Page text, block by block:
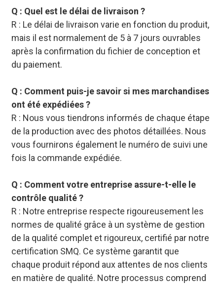
Q : Quel est le délai de livraison ?
R : Le délai de livraison varie en fonction du produit,
mais il est normalement de 5 à 7 jours ouvrables
après la confirmation du fichier de conception et
du paiement.
Q : Comment puis-je savoir si mes marchandises
ont été expédiées ?
R : Nous vous tiendrons informés de chaque étape
de la production avec des photos détaillées. Nous
vous fournirons également le numéro de suivi une
fois la commande expédiée.
Q : Comment votre entreprise assure-t-elle le
contrôle qualité ?
R : Notre entreprise respecte rigoureusement les
normes de qualité grâce à un système de gestion
de la qualité complet et rigoureux, certifié par notre
certification SMQ. Ce système garantit que
chaque produit répond aux attentes de nos clients
en matière de qualité. Notre processus comprend